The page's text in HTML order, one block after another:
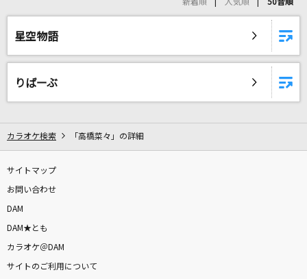
今夜はビートに乗れない
本田美奈子
あいみょん
BELOVED
GLAY
愛情
新着順 人気順 50音順
星空物語
りばーぶ
カラオケ検索 「高橋菜々」の詳細
サイトマップ
お問い合わせ
DAM
DAM★とも
カラオケ＠DAM
サイトのご利用について